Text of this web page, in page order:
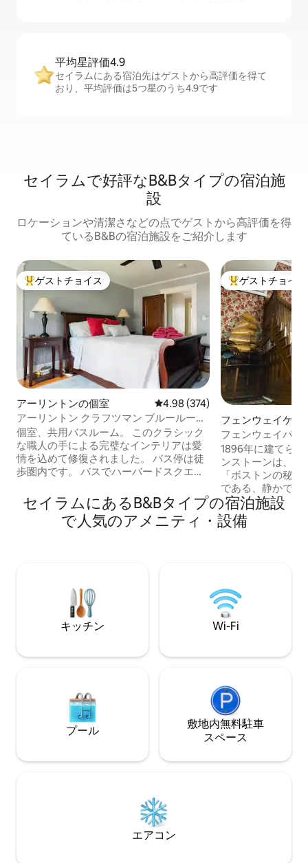
平均星評価4.9
セイラムにある宿泊先はゲストから高評価を得て
おり、平均評価は5つ星のうち4.9です
セイラムで好評なB&Bタイプの宿泊施
設
ロケーションや清潔さなどの点でゲストから高評価を得
ているB&Bの宿泊施設をご紹介します
大好評のゲストチョイスです。
ゲストチョイス
アーリントンの個室 レビュー374件、5つ星中4.98つ
4.98 (374)
アーリントン クラフツマン ブルールー
ム、内装 よく修復済み
個室、共用バスルーム。 このクラシック
な職人の手による完璧なインテリアは愛
情を込めて修復されました。 バス停は徒
歩圏内です。 バスでハーバードスクエア
す。注：家の外観は古く、まだ修復され
ていません。 新鮮な花、柔らかいタオ
ル、高スレッドカウントのダマスクシー
ご利用いただけません。 注意：玄関まで
25段、2階の寝室まで14段あります。 ペ
ット禁止、禁煙。
大好評のゲスト
ゲストチョイス
フェンウェイケン
室
フェンウェイパー
ンストーン（4A）
1896年に建てら
ンストーンは、
「ボストンの秘
である、静かで並
ードにあります。
クであるシットゴ
フェンウェイパー
築的なディテール
力を保って保存さ
ームは3階または
セイラムにあるB&Bタイプの宿泊施設
で人気のアメニティ・設備
キッチン Wi-Fi
プール
敷地内無料駐⁠車
ス⁠ペ⁠ー⁠ス
エアコン